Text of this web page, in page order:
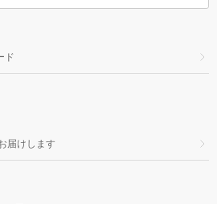
ド
届けします